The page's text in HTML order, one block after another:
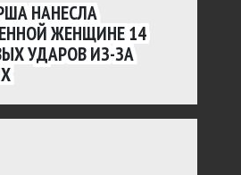
НАНЕСЛА
ЖЕНЩИНЕ 14
УДАРОВ ИЗ-ЗА